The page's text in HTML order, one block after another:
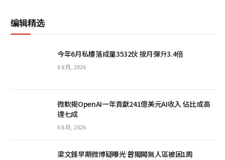
编辑精选
今年6月私樓落成量3532伙 按月彈升3.4倍
6 8 月, 2026
微軟揭OpenAI一年貢獻241億美元AI收入 佔比或高
達七成
6 8 月, 2026
梁文鋒早期微博疑曝光 曾獨闖無人區被困1周